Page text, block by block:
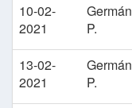
10-02-
2021
Germán
P.
13-02-
2021
Germán
P.